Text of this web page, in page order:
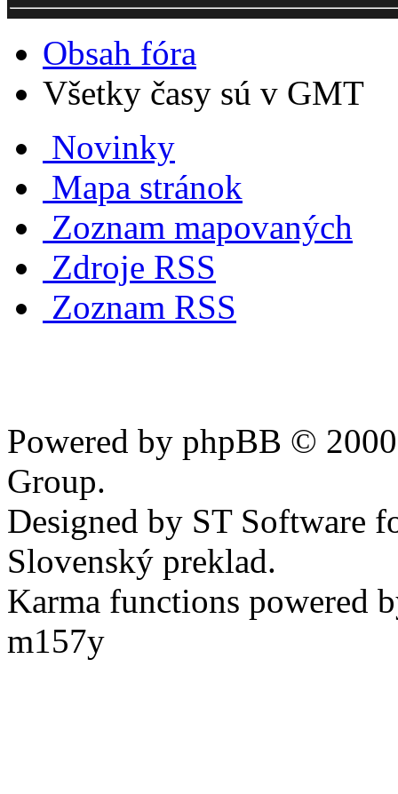
Obsah fóra
Všetky časy sú v GMT
Novinky
Mapa stránok
Zoznam mapovaných
Zdroje RSS
Zoznam RSS
Powered by phpBB ©
Group.
Designed by ST Software
Slovenský preklad.
Karma functions powered
m157y